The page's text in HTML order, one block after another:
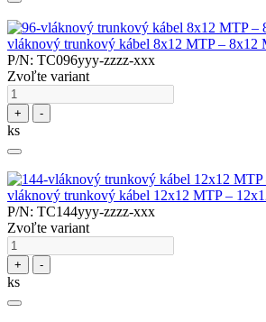
vláknový trunkový kábel 8x12 MTP – 8x12
P/N: TC096yyy-zzzz-xxx
Zvoľte variant
+ -
ks
vláknový trunkový kábel 12x12 MTP –
P/N: TC144yyy-zzzz-xxx
Zvoľte variant
+ -
ks